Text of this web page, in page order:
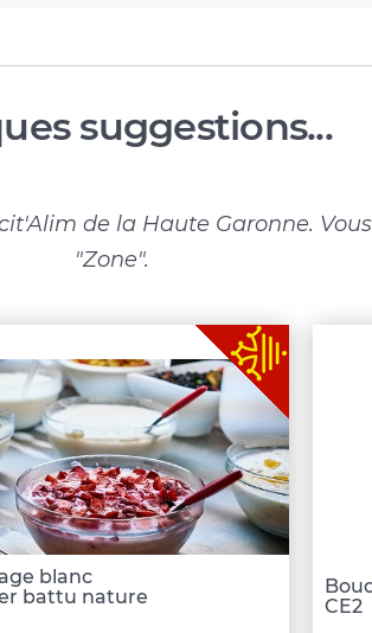
suggestions...
de la Haute Garonne.
"Zone".
blanc
battu nature
CE2